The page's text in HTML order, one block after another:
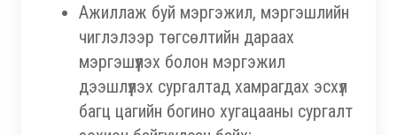
Ажиллаж буй мэргэжил, мэргэшлийн
чиглэлээр төгсөлтийн дараах
мэргэшүүлэх болон мэргэжил
дээшлүүлэх сургалтад хамрагдах эсхүл
багц цагийн богино хугацааны сургалт